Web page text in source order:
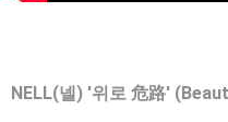
NELL(넬) '위로 危路' (